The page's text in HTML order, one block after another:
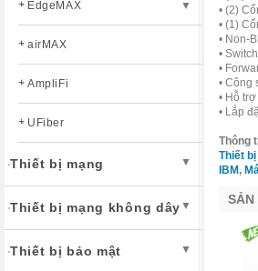
EdgeMAX ▼
airMAX
AmpliFi
UFiber
Thiết bị mạng ▼
Thiết bị mạng không dây ▼
Thiết bị bảo mật ▼
• (2)
• (1)
• Non-
•
•
• Công
• Hỗ
• Lắp
Thông
Thiết bị
IBM ,
SẢN